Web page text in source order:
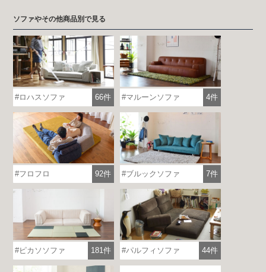
ソファやその他商品別で見る
ロハスソファ 66件 マルーンソファ 4件
フロフロ 92件 ブルックソファ 7件
ピカソソファ 181件 パルフィソファ 44件